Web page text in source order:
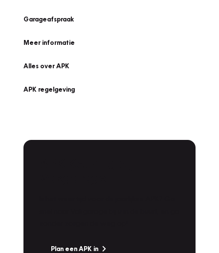
Garageafspraak
Meer informatie
Alles over APK
APK regelgeving
Plan een APK in